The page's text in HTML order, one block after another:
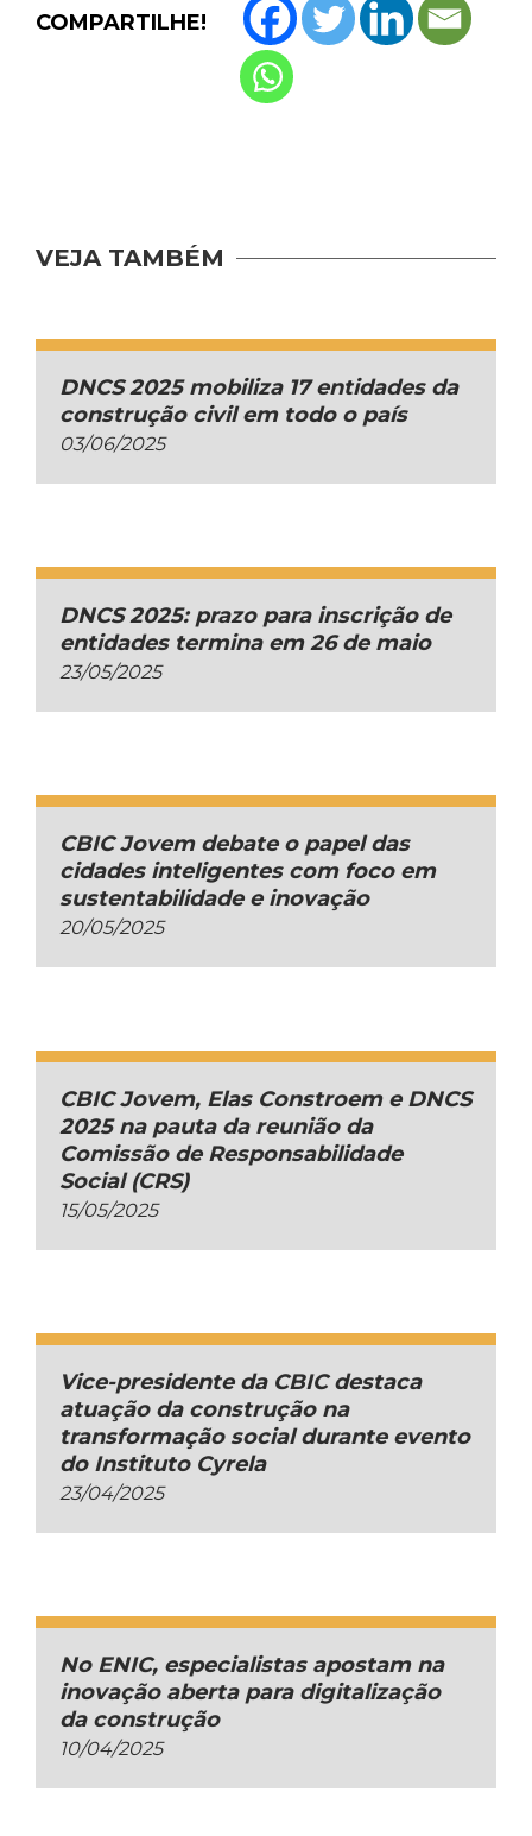
COMPARTILHE!
VEJA TAMBÉM
DNCS 2025 mobiliza 17 entidades da
construção civil em todo o país
03/06/2025
DNCS 2025: prazo para inscrição de
entidades termina em 26 de maio
23/05/2025
CBIC Jovem debate o papel das
cidades inteligentes com foco em
sustentabilidade e inovação
20/05/2025
CBIC Jovem, Elas Constroem e DNCS
2025 na pauta da reunião da
Comissão de Responsabilidade
Social (CRS)
15/05/2025
Vice-presidente da CBIC destaca
atuação da construção na
transformação social durante evento
do Instituto Cyrela
23/04/2025
No ENIC, especialistas apostam na
inovação aberta para digitalização
da construção
10/04/2025